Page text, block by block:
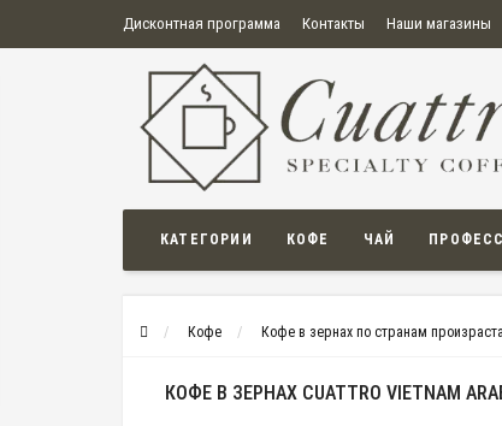
Дисконтная программа Контакты Наши магазины
О нас Оплата Правила продажи товаров
Политика конфиденциальности
Политика в отношении обработки персональных
Пользовательское соглашение
КАТЕГОРИИ КОФЕ ЧАЙ
Кофе Кофе в зернах по странам
КОФЕ В ЗЕРНАХ CUATTRO VIETNAM